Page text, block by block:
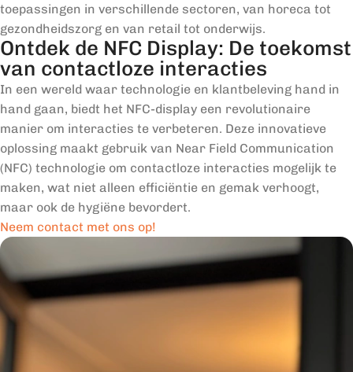
toepassingen in verschillende sectoren, van horeca tot
gezondheidszorg en van retail tot onderwijs.
Ontdek de NFC Display: De toekomst
van contactloze interacties
In een wereld waar technologie en klantbeleving hand in
hand gaan, biedt het NFC-display een revolutionaire
manier om interacties te verbeteren. Deze innovatieve
oplossing maakt gebruik van Near Field Communication
(NFC) technologie om contactloze interacties mogelijk te
maken, wat niet alleen efficiëntie en gemak verhoogt,
maar ook de hygiëne bevordert.
Neem contact met ons op!